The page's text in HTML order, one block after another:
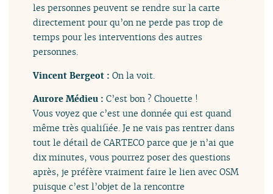
les personnes peuvent se rendre sur la carte
directement pour qu’on ne perde pas trop de
temps pour les interventions des autres
personnes.
Vincent Bergeot :On la voit.
Aurore Médieu :C’est bon ? Chouette !
Vous voyez que c’est une donnée qui est quand
même très qualifiée. Je ne vais pas rentrer dans
tout le détail de CARTECO parce que je n’ai que
dix minutes, vous pourrez poser des questions
après, je préfère vraiment faire le lien avec OSM
puisque c’est l’objet de la rencontre